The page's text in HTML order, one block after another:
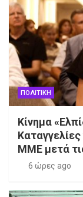
ΠΟΛΙΤΙΚΗ
Κίνημα
ΜΜΕ μετά
6 ώρες ago